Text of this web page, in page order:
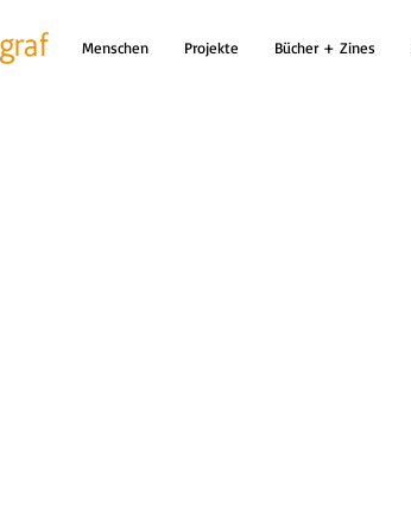
Menschen Projekte Bücher + Zines